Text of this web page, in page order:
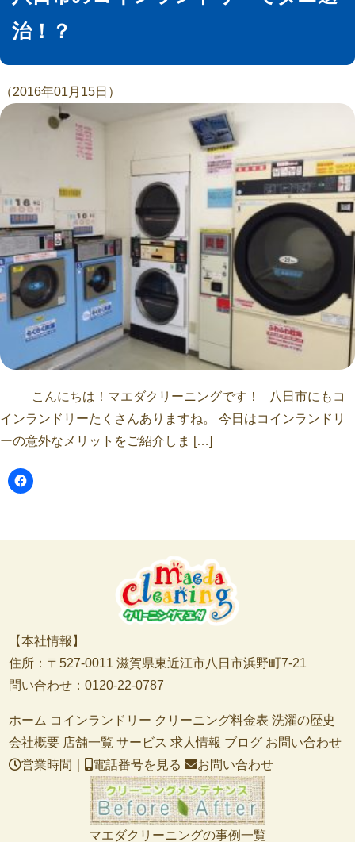
治！？
（2016年01月15日）
こんにちは！マエダクリーニングです！ 八日市にもコ
インランドリーたくさんありますね。 今日はコインランドリ
ーの意外なメリットをご紹介しま […]
【本社情報】
住所：〒527-0011 滋賀県東近江市八日市浜野町7-21
問い合わせ：0120-22-0787
ホーム コインランドリー クリーニング料金表 洗濯の歴史
会社概要 店舗一覧 サービス 求人情報 ブログ お問い合わせ
営業時間｜
電話番号を見る お問い合わせ
マエダクリーニングの事例一覧